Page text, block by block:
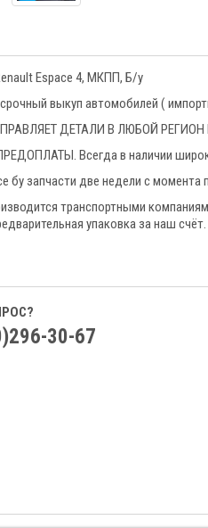
Espace 4, МКПП, Б/у
выкуп автомобилей (
ДЕТАЛИ В ЛЮБОЙ
Всегда в наличии
бу запчасти две недели с момента
транспортными
упаковка за наш
30-67